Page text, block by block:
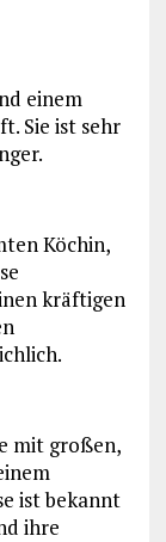
einem
Sie ist sehr
Köchin,
kräftigen
mit großen,
ist bekannt
ihre